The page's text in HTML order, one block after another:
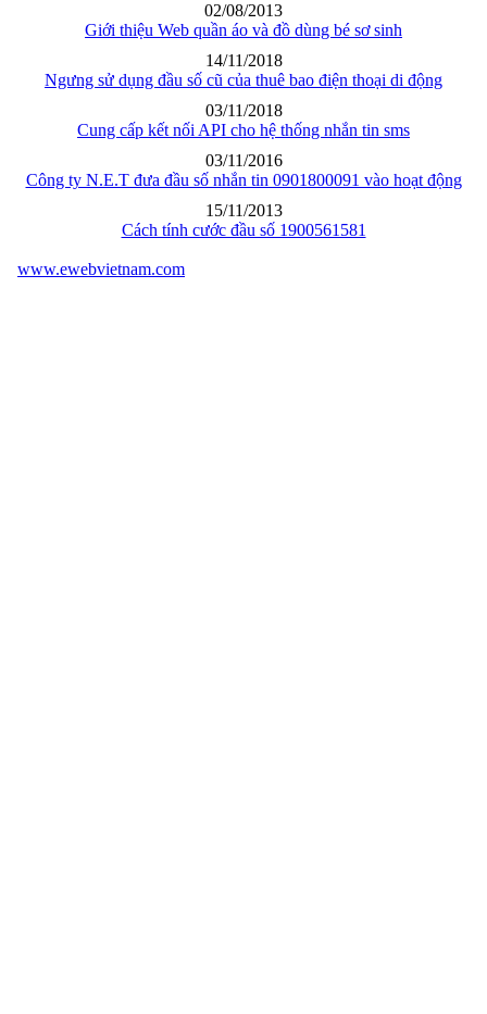
02/08/2013
Giới thiệu Web quần áo và đồ dùng bé sơ sinh
14/11/2018
Ngưng sử dụng đầu số cũ của thuê bao điện thoại di động
03/11/2018
Cung cấp kết nối API cho hệ thống nhắn tin sms
03/11/2016
Công ty N.E.T đưa đầu số nhắn tin 0901800091 vào hoạt động
15/11/2013
Cách tính cước đầu số 1900561581